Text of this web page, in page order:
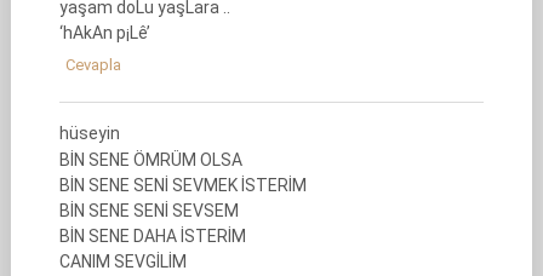
yaşam doLu yaşLara ..
‘hAkAn p¡Lê’
Cevapla
hüseyin
BİN SENE ÖMRÜM OLSA
BİN SENE SENİ SEVMEK İSTERİM
BİN SENE SENİ SEVSEM
BİN SENE DAHA İSTERİM
CANIM SEVGİLİM